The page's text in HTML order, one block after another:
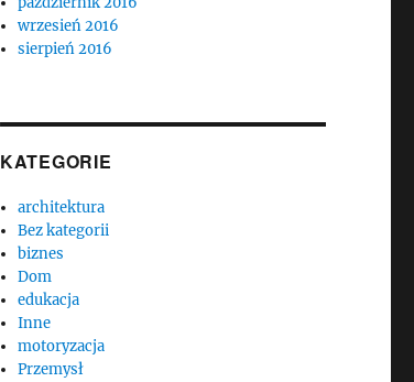
wrzesień 2016
sierpień 2016
KATEGORIE
architektura
Bez kategorii
biznes
Dom
edukacja
Inne
motoryzacja
Przemysł